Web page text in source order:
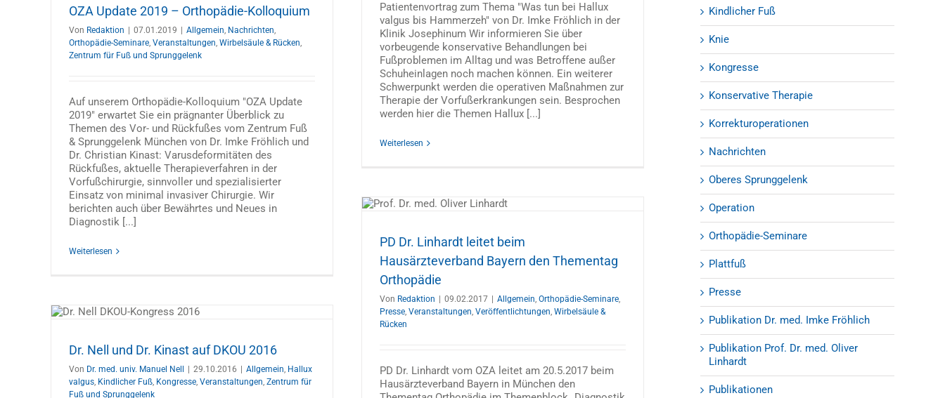
Patientenvortrag zum Thema "Was tun bei Hallux
valgus bis Hammerzeh" von Dr. Imke Fröhlich in der
Klinik Josephinum Wir informieren Sie über
vorbeugende konservative Behandlungen bei
Fußproblemen im Alltag und was Betroffene außer
Schuheinlagen noch machen können. Ein weiterer
Schwerpunkt werden die operativen Maßnahmen zur
Therapie der Vorfußerkrankungen sein. Besprochen
werden hier die Themen Hallux [...]
Weiterlesen
OZA Update 2019 – Orthopädie-Kolloquium
Von Redaktion 07.01.2019 Allgemein, Nachrichten,
Orthopädie-Seminare, Veranstaltungen, Wirbelsäule & Rücken,
Zentrum für Fuß und Sprunggelenk
Auf unserem Orthopädie-Kolloquium "OZA Update
2019" erwartet Sie ein prägnanter Überblick zu
Themen des Vor- und Rückfußes vom Zentrum Fuß
& Sprunggelenk München von Dr. Imke Fröhlich und
Dr. Christian Kinast: Varusdeformitäten des
Rückfußes, aktuelle Therapieverfahren in der
Vorfußchirurgie, sinnvoller und spezialisierter
Einsatz von minimal invasiver Chirurgie. Wir
berichten auch über Bewährtes und Neues in
Diagnostik [...]
Weiterlesen
PD Dr. Linhardt leitet beim
Hausärzteverband Bayern den Thementag
PD Dr. Linhardt leitet beim
Hausärzteverband Bayern den Thementag
Orthopädie
Von Redaktion 09.02.2017 Allgemein, Orthopädie-Seminare,
Presse, Veranstaltungen, Veröffentlichtungen, Wirbelsäule &
Rücken
PD Dr. Linhardt vom OZA leitet am 20.5.2017 beim
Hausärzteverband Bayern in München den
Dr. Nell und Dr. Kinast auf DKOU 2016
Von Dr. med. univ. Manuel Nell 29.10.2016 Allgemein, Hallux
valgus, Kindlicher Fuß, Kongresse, Veranstaltungen, Zentrum für
Fuß und Sprunggelenk
Kindlicher Fuß
Knie
Kongresse
Konservative Therapie
Korrekturoperationen
Nachrichten
Oberes Sprunggelenk
Operation
Orthopädie-Seminare
Plattfuß
Presse
Publikation Dr. med. Imke Fröhlich
Publikation Prof. Dr. med. Oliver
Linhardt
Publikationen